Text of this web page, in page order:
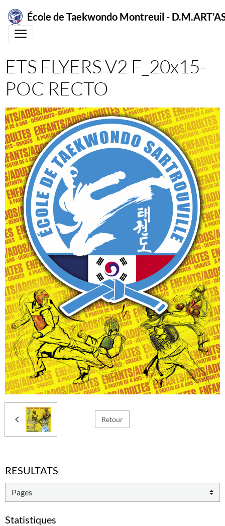
École de Taekwondo Montreuil -
ETS FLYERS V2 F_20x15-
POC RECTO
Retour
RESULTATS
Statistiques